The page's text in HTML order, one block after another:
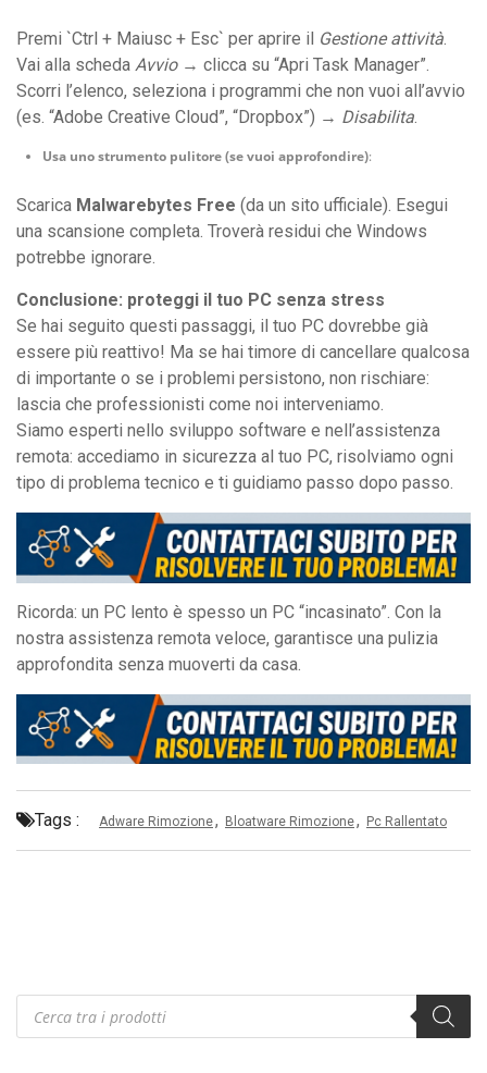
Premi `Ctrl + Maiusc + Esc` per aprire il Gestione attività.
Vai alla scheda Avvio→ clicca su “Apri Task Manager”.
Scorri l’elenco, seleziona i programmi che non vuoi all’avvio
(es. “Adobe Creative Cloud”, “Dropbox”) → Disabilita.
Usa uno strumento pulitore (se vuoi approfondire):
Scarica Malwarebytes Free (da un sito ufficiale). Esegui
una scansione completa. Troverà residui che Windows
potrebbe ignorare.
Conclusione: proteggi il tuo PC senza stress
Se hai seguito questi passaggi, il tuo PC dovrebbe già
essere più reattivo! Ma se hai timore di cancellare qualcosa
di importante o se i problemi persistono, non rischiare:
lascia che professionisti come noi interveniamo.
Siamo esperti nello sviluppo software e nell’assistenza
remota: accediamo in sicurezza al tuo PC, risolviamo ogni
tipo di problema tecnico e ti guidiamo passo dopo passo.
Ricorda: un PC lento è spesso un PC “incasinato”. Con la
nostra assistenza remota veloce, garantisce una pulizia
approfondita senza muoverti da casa.
Tags : Adware Rimozione, Bloatware Rimozione, Pc Rallentato
Products
search